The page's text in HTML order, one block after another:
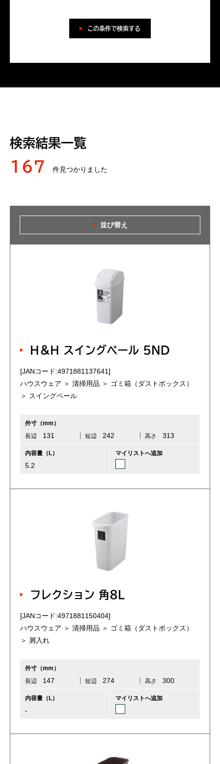
この条件で検索する
検索結果一覧
167 件見つかりました
並び替え
H＆H スイングペール 5ND
[JANコード:4971881137641]
ハウスウェア ＞ 清掃用品 ＞ ゴミ箱（ダストボックス）
＞ スイングペール
外寸（mm）
長辺
131 短辺 242 高さ 313
内容量（L）
5.2
マイリストへ追加
フレクション 角8L
[JANコード:4971881150404]
ハウスウェア ＞ 清掃用品 ＞ ゴミ箱（ダストボックス）
＞ 屑入れ
外寸（mm）
長辺
147 短辺 274 高さ 300
内容量（L）
-
マイリストへ追加